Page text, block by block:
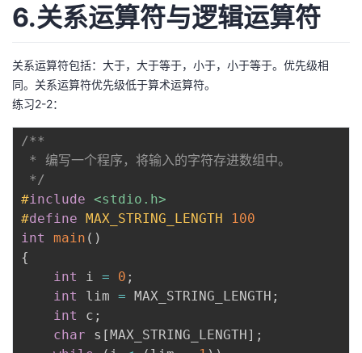
6.关系运算符与逻辑运算符
关系运算符包括：大于，大于等于，小于，小于等于。优先级相
同。关系运算符优先级低于算术运算符。
练习2-2：
/**
* 编写一个程序，将输入的字符存进数组中。
*/
#include <stdio.h>
#define MAX_STRING_LENGTH
100
int
main ( )
{
int
i = 0 ;
int
lim = MAX_STRING_LENGTH ;
int
c ;
char s [MAX_STRING_LENGTH] ;